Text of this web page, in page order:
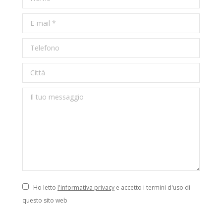
E-mail *
Telefono
Città
Il tuo messaggio
Ho letto l'informativa privacy e accetto i termini d'uso di
questo sito web